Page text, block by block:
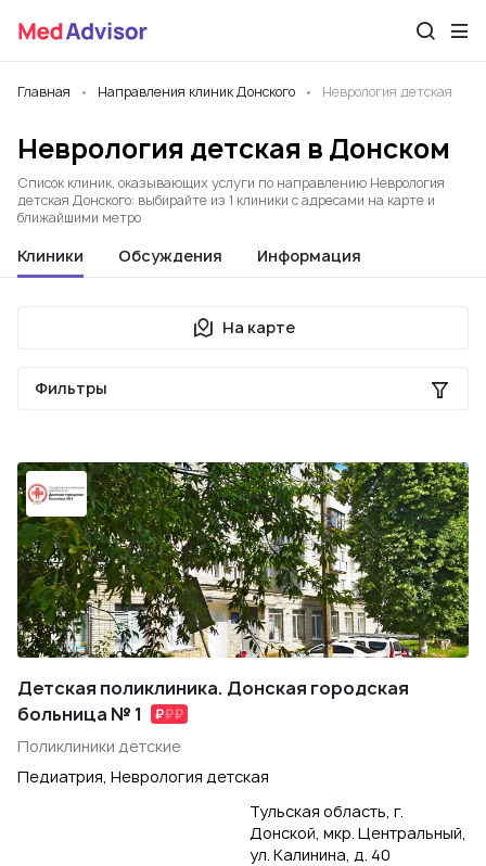
Главная Направления клиник Донского Неврология детская
Неврология детская в Донском
Список клиник, оказывающих услуги по направлению Неврология
детская Донского: выбирайте из 1 клиники с адресами на карте и
ближайшими метро
Клиники Обсуждения Информация
На карте
Фильтры
Детская поликлиника. Донская городская
больница № 1
Поликлиники детские
Педиатрия, Неврология детская
Тульская область, г.
Донской, мкр. Центральный,
ул. Калинина, д. 40